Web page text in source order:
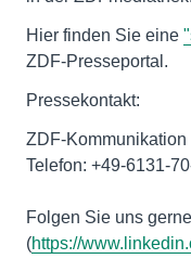
Hier finden Sie eine
ZDF-Presseportal.
Pressekontakt:
ZDF-Kommunikation
Telefon: +49-6131-
Folgen Sie uns
(https://